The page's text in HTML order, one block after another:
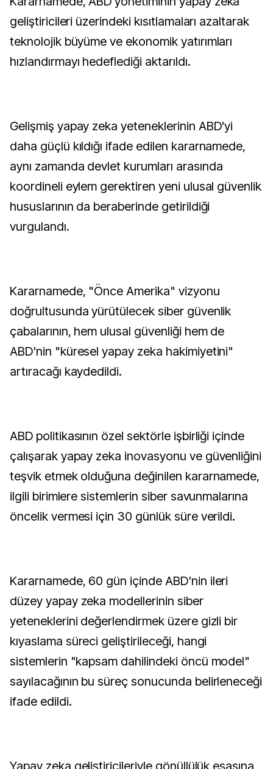
geliştiricileri üzerindeki kısıtlamaları azaltarak
teknolojik büyüme ve ekonomik yatırımları
hızlandırmayı hedeflediği aktarıldı.
Gelişmiş yapay zeka yeteneklerinin ABD'yi
daha güçlü kıldığı ifade edilen kararnamede,
aynı zamanda devlet kurumları arasında
koordineli eylem gerektiren yeni ulusal güvenlik
hususlarının da beraberinde getirildiği
vurgulandı.
Kararnamede, "Önce Amerika" vizyonu
doğrultusunda yürütülecek siber güvenlik
çabalarının, hem ulusal güvenliği hem de
ABD'nin "küresel yapay zeka hakimiyetini"
artıracağı kaydedildi.
ABD politikasının özel sektörle işbirliği içinde
çalışarak yapay zeka inovasyonu ve güvenliğini
teşvik etmek olduğuna değinilen kararnamede,
ilgili birimlere sistemlerin siber savunmalarına
öncelik vermesi için 30 günlük süre verildi.
Kararnamede, 60 gün içinde ABD'nin ileri
düzey yapay zeka modellerinin siber
yeteneklerini değerlendirmek üzere gizli bir
kıyaslama süreci geliştirileceği, hangi
sistemlerin "kapsam dahilindeki öncü model"
sayılacağının bu süreç sonucunda belirleneceği
ifade edildi.
Yapay zeka geliştiricileriyle gönüllülük esasına